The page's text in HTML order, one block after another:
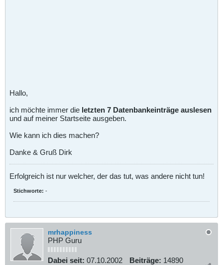
Hallo,
ich möchte immer die letzten 7 Datenbankeinträge auslesen
und auf meiner Startseite ausgeben.
Wie kann ich dies machen?
Danke & Gruß Dirk
Erfolgreich ist nur welcher, der das tut, was andere nicht tun!
Stichworte: -
mrhappiness
PHP Guru
Dabei seit: 07.10.2002 Beiträge: 14890